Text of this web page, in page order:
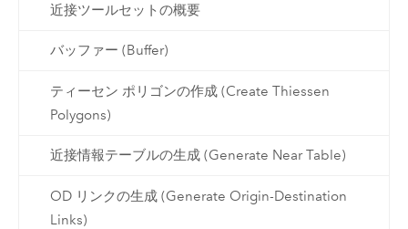
近接ツールセットの概要
バッファー (Buffer)
ティーセン ポリゴンの作成 (Create Thiessen
Polygons)
近接情報テーブルの生成 (Generate Near Table)
OD リンクの生成 (Generate Origin-Destination
Links)